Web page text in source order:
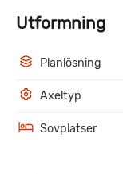
Utformning
Planlösning
Axeltyp
Sovplatser